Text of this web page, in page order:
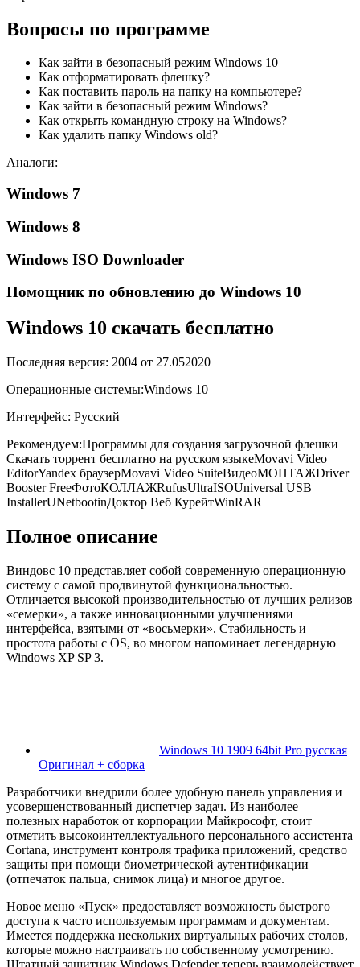
Вопросы по программе
Как зайти в безопасный режим Windows 10
Как отформатировать флешку?
Как поставить пароль на папку на компьютере?
Как зайти в безопасный режим Windows?
Как открыть командную строку на Windows?
Как удалить папку Windows old?
Аналоги:
Windows 7
Windows 8
Windows ISO Downloader
Помощник по обновлению до Windows 10
Windows 10 скачать бесплатно
Последняя версия: 2004 от 27.052020
Операционные системы:Windows 10
Интерфейс: Русский
Рекомендуем:Программы для создания загрузочной флешки
Скачать торрент бесплатно на русском языкеMovavi Video
EditorYandex браузерMovavi Video SuiteВидеоМОНТАЖDriver
Booster FreeФотоКОЛЛАЖRufusUltraISOUniversal USB
InstallerUNetbootinДоктор Веб КурейтWinRAR
Полное описание
Виндовс 10 представляет собой современную операционную
систему с самой продвинутой функциональностью.
Отличается высокой производительностью от лучших релизов
«семерки», а также инновационными улучшениями
интерфейса, взятыми от «восьмерки». Стабильность и
простота работы с OS, во многом напоминает легендарную
Windows XP SP 3.
Windows 10 1909 64bit Pro русская
Оригинал + сборка
Разработчики внедрили более удобную панель управления и
усовершенствованный диспетчер задач. Из наиболее
полезных наработок от корпорации Майкрософт, стоит
отметить высокоинтеллектуального персонального ассистента
Cortana, инструмент контроля трафика приложений, средство
защиты при помощи биометрической аутентификации
(отпечаток пальца, снимок лица) и многое другое.
Новое меню «Пуск» предоставляет возможность быстрого
доступа к часто используемым программам и документам.
Имеется поддержка нескольких виртуальных рабочих столов,
которые можно настраивать по собственному усмотрению.
Штатный защитник Windows Defender теперь взаимодействует